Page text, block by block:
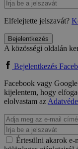
Elfelejtette jelszavát?
Bejelentkezés
A közösségi oldalán
Bejelentkezés
Facebook vagy
kijelentem, hogy
elolvastam az
Értesülni akarok e-